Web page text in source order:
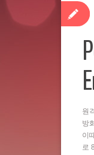
원
방
이
로